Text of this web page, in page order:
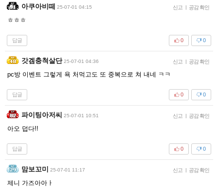
아쿠아비떼 25-07-01 04:15 신고 | 공감 확인
ㅎㅎㅎ
답글 0
0
갓겜충척살단 25-07-01 04:36 신고 | 공감 확인
pc방 이벤트 그렇게 욕 처먹고도 또 중복으로 쳐 내네 ㅋㅋ
답글 0
0
파이팅아저씨 25-07-01 10:51 신고 | 공감 확인
아오 덥다!!
답글 0
0
맘보꼬미 25-07-01 11:17 신고 | 공감 확인
제니 가즈아아ㅏ